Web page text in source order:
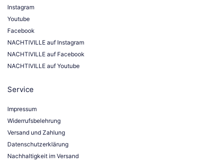
Instagram
Youtube
Facebook
NACHTIVILLE auf Instagram
NACHTIVILLE auf Facebook
NACHTIVILLE auf Youtube
Service
Impressum
Widerrufsbelehrung
Versand und Zahlung
Datenschutzerklärung
Nachhaltigkeit im Versand